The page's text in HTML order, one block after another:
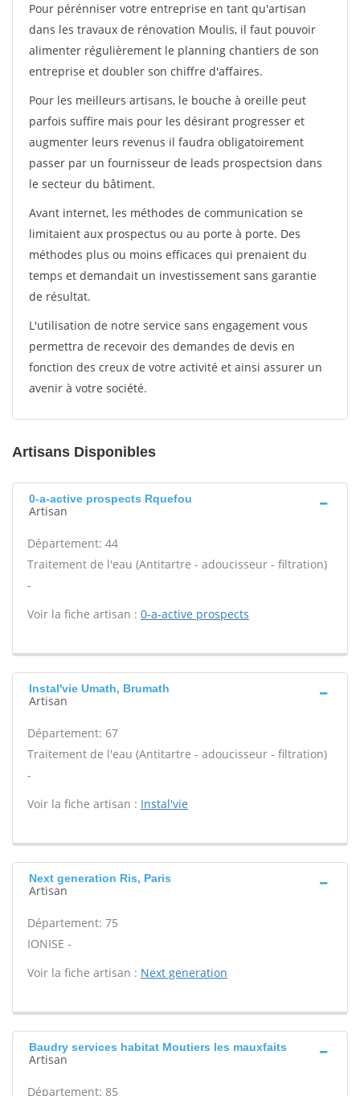
Pour pérénniser votre entreprise en tant qu'artisan
dans les travaux de rénovation Moulis, il faut pouvoir
alimenter régulièrement le planning chantiers de son
entreprise et doubler son chiffre d'affaires.
Pour les meilleurs artisans, le bouche à oreille peut
parfois suffire mais pour les désirant progresser et
augmenter leurs revenus il faudra obligatoirement
passer par un fournisseur de leads prospectsion dans
le secteur du bâtiment.
Avant internet, les méthodes de communication se
limitaient aux prospectus ou au porte à porte. Des
méthodes plus ou moins efficaces qui prenaient du
temps et demandait un investissement sans garantie
de résultat.
L'utilisation de notre service sans engagement vous
permettra de recevoir des demandes de devis en
fonction des creux de votre activité et ainsi assurer un
avenir à votre société.
Artisans Disponibles
0-a-active prospects Rquefou
Artisan
Département: 44
Traitement de l'eau (Antitartre - adoucisseur - filtration)
-
Voir la fiche artisan : 0-a-active prospects
Instal'vie Umath, Brumath
Artisan
Département: 67
Traitement de l'eau (Antitartre - adoucisseur - filtration)
-
Voir la fiche artisan : Instal'vie
Next generation Ris, Paris
Artisan
Département: 75
IONISE -
Voir la fiche artisan : Next generation
Baudry services habitat Moutiers les mauxfaits
Artisan
Département: 85